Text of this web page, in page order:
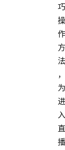
巧
操
作
方
法
，
为
进
入
直
播